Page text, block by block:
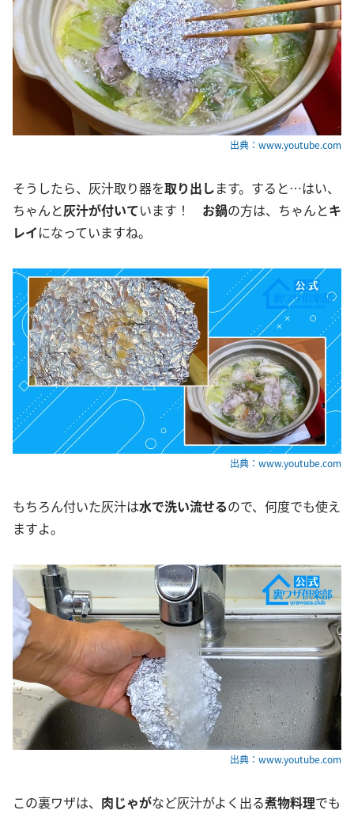
出典：www.youtube.com
そうしたら、灰汁取り器を取り出します。すると…はい、
ちゃんと灰汁が付いています！ お鍋の方は、ちゃんとキ
レイになっていますね。
出典：www.youtube.com
もちろん付いた灰汁は水で洗い流せるので、何度でも使え
ますよ。
出典：www.youtube.com
この裏ワザは、 肉じゃがなど灰汁がよく出る煮物料理でも